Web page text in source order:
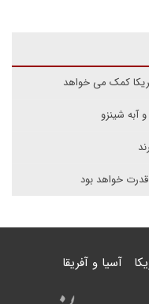
کمک می خواهد
آبه شینزو
قدرت خواهد بود
آسیا و آفریقا